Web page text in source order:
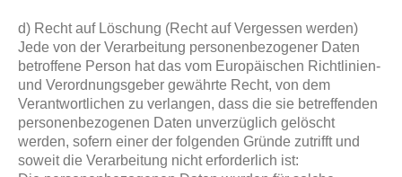
d) Recht auf Löschung (Recht auf Vergessen werden)
Jede von der Verarbeitung personenbezogener Daten
betroffene Person hat das vom Europäischen Richtlinien-
und Verordnungsgeber gewährte Recht, von dem
Verantwortlichen zu verlangen, dass die sie betreffenden
personenbezogenen Daten unverzüglich gelöscht
werden, sofern einer der folgenden Gründe zutrifft und
soweit die Verarbeitung nicht erforderlich ist: